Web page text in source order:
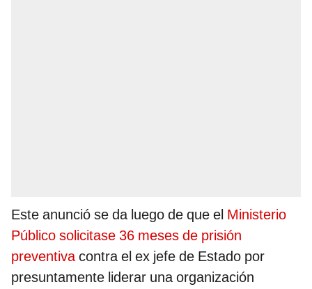
Este anunció se da luego de que el Ministerio
Público solicitase 36 meses de prisión
preventivacontra el ex jefe de Estado por
presuntamente liderar una organización